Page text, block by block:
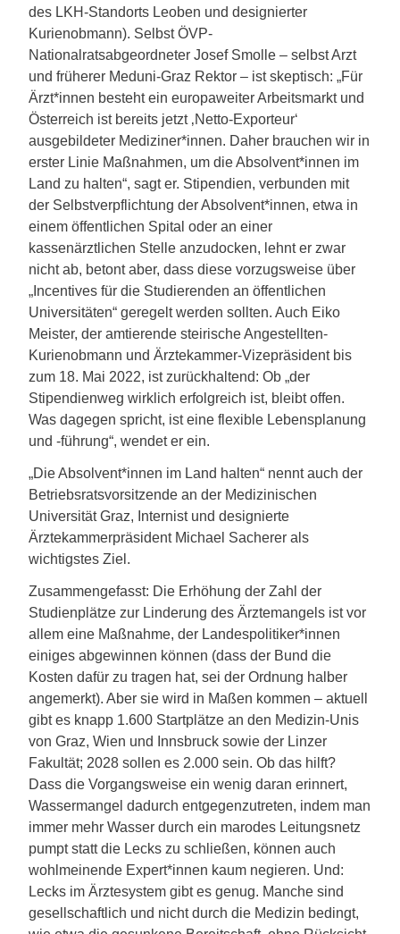
des LKH-Standorts Leoben und designierter
Kurienobmann). Selbst ÖVP-
Nationalratsabgeordneter Josef Smolle – selbst Arzt
und früherer Meduni-Graz Rektor – ist skeptisch: „Für
Ärzt*innen besteht ein europaweiter Arbeitsmarkt und
Österreich ist bereits jetzt ‚Netto-Exporteur‘
ausgebildeter Mediziner*innen. Daher brauchen wir in
erster Linie Maßnahmen, um die Absolvent*innen im
Land zu halten“, sagt er. Stipendien, verbunden mit
der Selbstverpflichtung der Absolvent*innen, etwa in
einem öffentlichen Spital oder an einer
kassenärztlichen Stelle anzudocken, lehnt er zwar
nicht ab, betont aber, dass diese vorzugsweise über
„Incentives für die Studierenden an öffentlichen
Universitäten“ geregelt werden sollten. Auch Eiko
Meister, der amtierende steirische Angestellten-
Kurienobmann und Ärztekammer-Vizepräsident bis
zum 18. Mai 2022, ist zurückhaltend: Ob „der
Stipendienweg wirklich erfolgreich ist, bleibt offen.
Was dagegen spricht, ist eine flexible Lebensplanung
und -führung“, wendet er ein.
„Die Absolvent*innen im Land halten“ nennt auch der
Betriebsratsvorsitzende an der Medizinischen
Universität Graz, Internist und designierte
Ärztekammerpräsident Michael Sacherer als
wichtigstes Ziel.
Zusammengefasst: Die Erhöhung der Zahl der
Studienplätze zur Linderung des Ärztemangels ist vor
allem eine Maßnahme, der Landespolitiker*innen
einiges abgewinnen können (dass der Bund die
Kosten dafür zu tragen hat, sei der Ordnung halber
angemerkt). Aber sie wird in Maßen kommen – aktuell
gibt es knapp 1.600 Startplätze an den Medizin-Unis
von Graz, Wien und Innsbruck sowie der Linzer
Fakultät; 2028 sollen es 2.000 sein. Ob das hilft?
Dass die Vorgangsweise ein wenig daran erinnert,
Wassermangel dadurch entgegenzutreten, indem man
immer mehr Wasser durch ein marodes Leitungsnetz
pumpt statt die Lecks zu schließen, können auch
wohlmeinende Expert*innen kaum negieren. Und:
Lecks im Ärztesystem gibt es genug. Manche sind
gesellschaftlich und nicht durch die Medizin bedingt,